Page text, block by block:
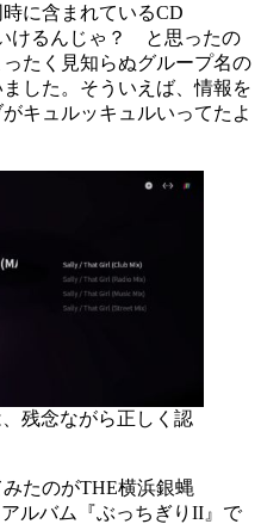
に含まれているCD
けるんじゃ？ と思ったの
たく見知らぬグループ名の
した。そういえば、情報を
キュルッキュルいってたよ
残念ながら正しく認
たのがTHE横浜銀蝿
ルバム『ぶっちぎりII』で